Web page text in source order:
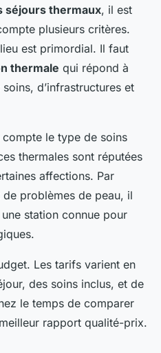
séjours thermaux, il est
plusieurs critères.
est primordial. Il faut
thermale qui répond à
d’infrastructures et
le type de soins
thermales sont réputées
affections. Par
problèmes de peau, il
station connue pour
Les tarifs varient en
des soins inclus, et de
le temps de comparer
rapport qualité-prix.